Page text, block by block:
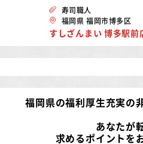
寿司職人
福岡県 福岡市博多区
すしざんまい 博多駅前
福岡県の福利厚生充実の
あなたが
求めるポイントを